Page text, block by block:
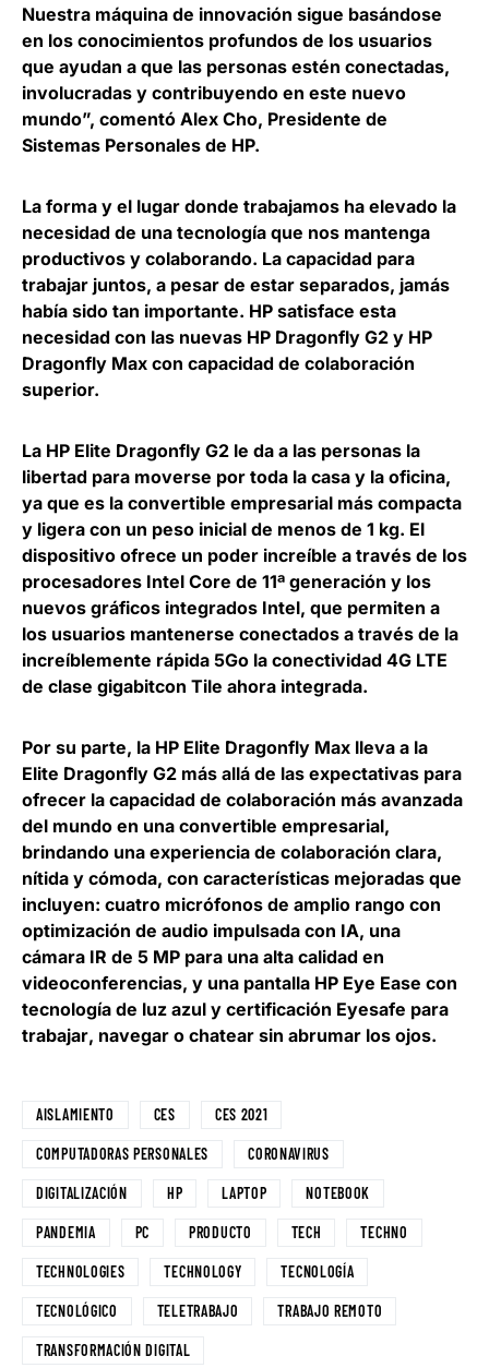
Nuestra máquina de innovación sigue basándose
en los conocimientos profundos de los usuarios
que ayudan a que las personas estén conectadas,
involucradas y contribuyendo en este nuevo
mundo”, comentó Alex Cho, Presidente de
Sistemas Personales de HP.
La forma y el lugar donde trabajamos ha elevado la
necesidad de una tecnología que nos mantenga
productivos y colaborando. La capacidad para
trabajar juntos, a pesar de estar separados, jamás
había sido tan importante. HP satisface esta
necesidad con las nuevas HP Dragonfly G2 y HP
Dragonfly Max con capacidad de colaboración
superior.
La HP Elite Dragonfly G2 le da a las personas la
libertad para moverse por toda la casa y la oficina,
ya que es la convertible empresarial más compacta
y ligera con un peso inicial de menos de 1 kg. El
dispositivo ofrece un poder increíble a través de los
procesadores Intel Core de 11ª generación y los
nuevos gráficos integrados Intel, que permiten a
los usuarios mantenerse conectados a través de la
increíblemente rápida 5Go la conectividad 4G LTE
de clase gigabitcon Tile ahora integrada.
Por su parte, la HP Elite Dragonfly Max lleva a la
Elite Dragonfly G2 más allá de las expectativas para
ofrecer la capacidad de colaboración más avanzada
del mundo en una convertible empresarial,
brindando una experiencia de colaboración clara,
nítida y cómoda, con características mejoradas que
incluyen: cuatro micrófonos de amplio rango con
optimización de audio impulsada con IA, una
cámara IR de 5 MP para una alta calidad en
videoconferencias, y una pantalla HP Eye Ease con
tecnología de luz azul y certificación Eyesafe para
trabajar, navegar o chatear sin abrumar los ojos.
AISLAMIENTO CES CES 2021
COMPUTADORAS PERSONALES CORONAVIRUS
DIGITALIZACIÓN HP LAPTOP NOTEBOOK
PANDEMIA PC PRODUCTO TECH TECHNO
TECHNOLOGIES TECHNOLOGY TECNOLOGÍA
TECNOLÓGICO TELETRABAJO TRABAJO REMOTO
TRANSFORMACIÓN DIGITAL